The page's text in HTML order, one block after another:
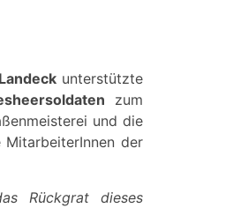
unterstützte
zum
und die
der
Rückgrat dieses